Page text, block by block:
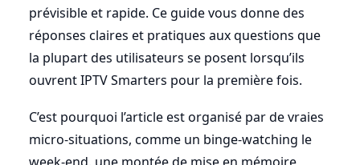
prévisible et rapide. Ce guide vous donne des
réponses claires et pratiques aux questions que
la plupart des utilisateurs se posent lorsqu’ils
ouvrent IPTV Smarters pour la première fois.
C’est pourquoi l’article est organisé par de vraies
micro-situations, comme un binge-watching le